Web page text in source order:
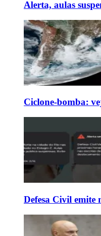
Alerta, aulas
Ciclone-bomba:
Defesa Civil emite